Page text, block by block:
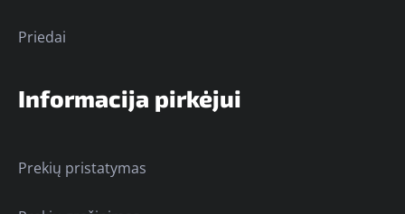
Priedai
Informacija pirkėjui
Prekių pristatymas